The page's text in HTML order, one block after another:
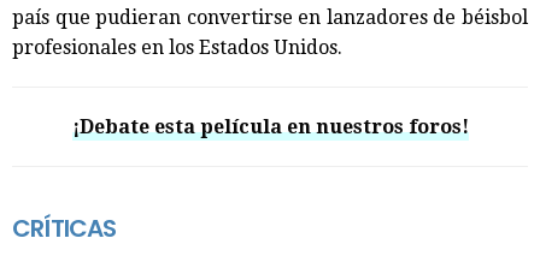
país que pudieran convertirse en lanzadores de béisbol
profesionales en los Estados Unidos.
¡Debate esta película en nuestros foros!
CRÍTICAS